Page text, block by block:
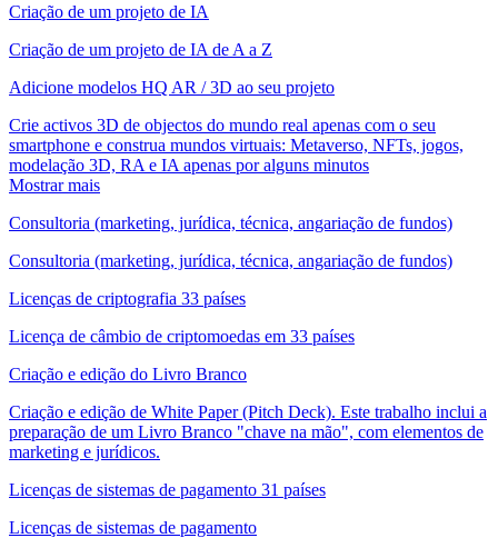
Criação de um projeto de IA
Criação de um projeto de IA de A a Z
Adicione modelos HQ AR / 3D ao seu projeto
Crie activos 3D de objectos do mundo real apenas com o seu
smartphone e construa mundos virtuais: Metaverso, NFTs, jogos,
modelação 3D, RA e IA apenas por alguns minutos
Mostrar mais
Consultoria (marketing, jurídica, técnica, angariação de fundos)
Consultoria (marketing, jurídica, técnica, angariação de fundos)
Licenças de criptografia 33 países
Licença de câmbio de criptomoedas em 33 países
Criação e edição do Livro Branco
Criação e edição de White Paper (Pitch Deck). Este trabalho inclui a
preparação de um Livro Branco "chave na mão", com elementos de
marketing e jurídicos.
Licenças de sistemas de pagamento 31 países
Licenças de sistemas de pagamento